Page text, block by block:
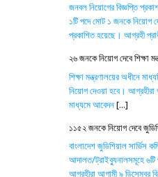
জনবল নিয়োগের বিজ্ঞপ্তি
১টি পদে মোট ১ জনকে নিয়োগ
প্রকাশিত হয়েছে। আগ্রহী
২৬ জনকে নিয়োগ দেবে শিক্ষা
শিক্ষা মন্ত্রণালয়ের অধীনে
নিয়োগ দেওয়া হবে। আগ্রহীরা
মাধ্যমে আবেদন[...]
১১৫২ জনকে নিয়োগ দেবে
বাংলাদেশ জুডিশিয়াল সার্ভিস
আদালত/ট্রাইব্যুনালসমূহে
আগ্রহীরা আগামী ৯ ডিসেম্বর